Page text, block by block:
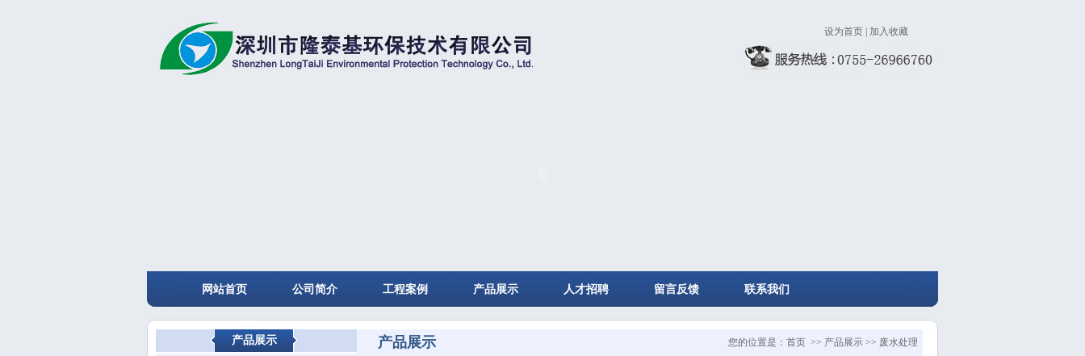
设为首页 加入收藏
网站首页 公司简介 工程案例 产品展示 人才招聘 留言反馈 联系我们
产品展示 产品展示 您的位置是：首页 >> 产品展示 >> 废水处理